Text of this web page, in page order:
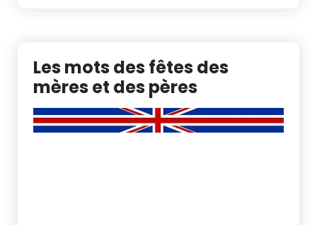
Les mots des fêtes des
mères et des pères